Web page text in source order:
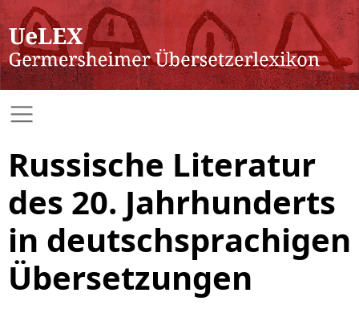
Russische Literatur
des 20. Jahrhunderts
in deutschsprachigen
Übersetzungen